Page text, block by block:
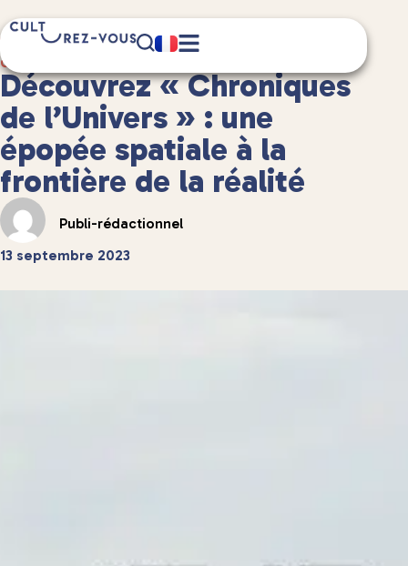
Culture
2 minute(s) de lecture
Découvrez « Chroniques
de l’Univers » : une
épopée spatiale à la
frontière de la réalité
Publi-rédactionnel
13 septembre 2023